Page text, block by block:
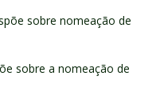
sobre nomeação de
sobre a nomeação de